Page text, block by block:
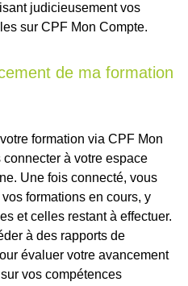
judicieusement vos
sur CPF Mon Compte.
de ma formation
formation via CPF Mon
à votre espace
Une fois connecté, vous
formations en cours, y
et celles restant à effectuer.
à des rapports de
évaluer votre avancement
vos compétences